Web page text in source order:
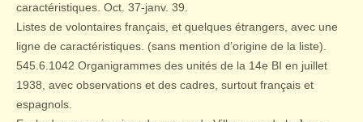
caractéristiques. Oct. 37-janv. 39.
Listes de volontaires français, et quelques étrangers, avec une
ligne de caractéristiques. (sans mention d’origine de la liste).
545.6.1042 Organigrammes des unités de la 14e BI en juillet
1938, avec observations et des cadres, surtout français et
espagnols.